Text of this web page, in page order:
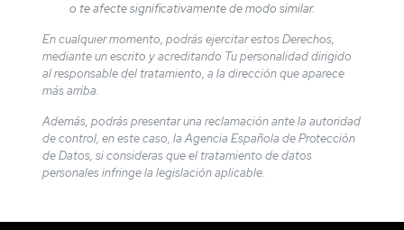
o te afecte significativamente de modo similar.
En cualquier momento, podrás ejercitar estos Derechos,
mediante un escrito y acreditando Tu personalidad dirigido
al responsable del tratamiento, a la dirección que aparece
más arriba.
Además, podrás presentar una reclamación ante la autoridad
de control, en este caso, la Agencia Española de Protección
de Datos, si consideras que el tratamiento de datos
personales infringe la legislación aplicable.